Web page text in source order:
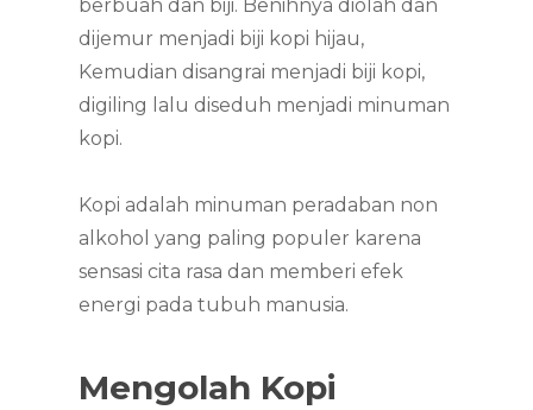
berbuah dan biji. Benihnya diolah dan
dijemur menjadi biji kopi hijau,
Kemudian disangrai menjadi biji kopi,
digiling lalu diseduh menjadi minuman
kopi.
Kopi adalah minuman peradaban non
alkohol yang paling populer karena
sensasi cita rasa dan memberi efek
energi pada tubuh manusia.
Mengolah Kopi